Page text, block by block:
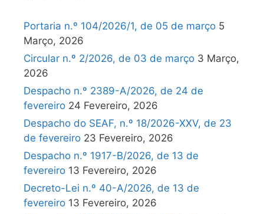
Portaria n.º 104/2026/1, de 05 de março 5
Março, 2026
Circular n.º 2/2026, de 03 de março 3 Março,
2026
Despacho n.º 2389-A/2026, de 24 de
fevereiro 24 Fevereiro, 2026
Despacho do SEAF, n.º 18/2026-XXV, de 23
de fevereiro 23 Fevereiro, 2026
Despacho n.º 1917-B/2026, de 13 de
fevereiro 13 Fevereiro, 2026
Decreto-Lei n.º 40-A/2026, de 13 de
fevereiro 13 Fevereiro, 2026